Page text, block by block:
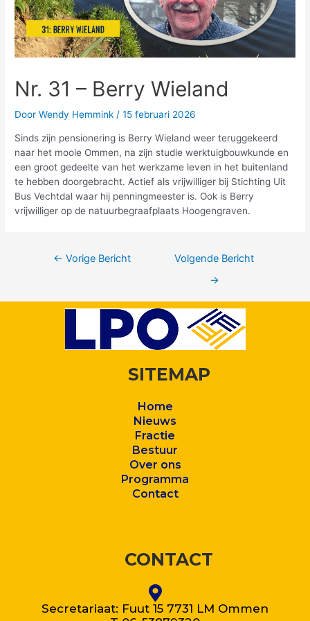
Nr. 31 – Berry Wieland
DoorWendy Hemmink /15 februari 2026
Sinds zijn pensionering is Berry Wieland weer teruggekeerd
naar het mooie Ommen, na zijn studie werktuigbouwkunde en
een groot gedeelte van het werkzame leven in het buitenland
te hebben doorgebracht. Actief als vrijwilliger bij Stichting Uit
Bus Vechtdal waar hij penningmeester is. Ook is Berry
vrijwilliger op de natuurbegraafplaats Hoogengraven.
← Vorige Bericht
Volgende Bericht
→
SITEMAP
Home
Nieuws
Fractie
Bestuur
Over ons
Programma
Contact
CONTACT
Secretariaat: Fuut 15 7731 LM Ommen